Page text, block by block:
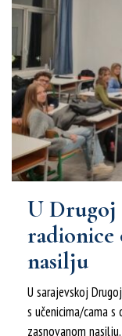
U Drugoj
radionice
nasilju
U sarajevskoj
s učenicima/cama
zasnovanom